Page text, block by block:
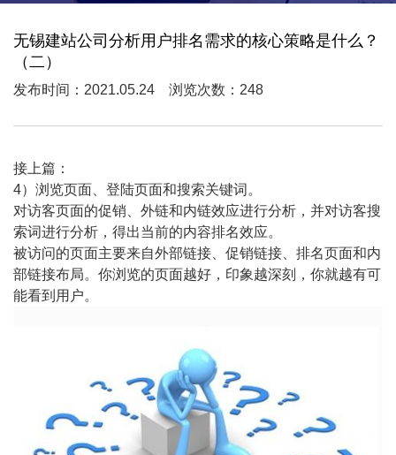
无锡建站公司分析用户排名需求的核心策略是什么？
（二）
发布时间：2021.05.24 浏览次数：248
接上篇：
4）浏览页面、登陆页面和搜索关键词。
对访客页面的促销、外链和内链效应进行分析，并对访客搜
索词进行分析，得出当前的内容排名效应。
被访问的页面主要来自外部链接、促销链接、排名页面和内
部链接布局。你浏览的页面越好，印象越深刻，你就越有可
能看到用户。